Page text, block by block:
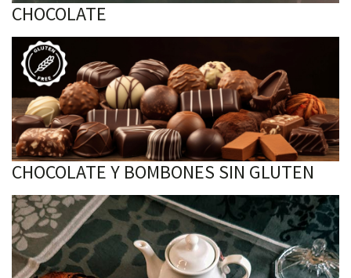
CHOCOLATE
CHOCOLATE Y BOMBONES SIN GLUTEN